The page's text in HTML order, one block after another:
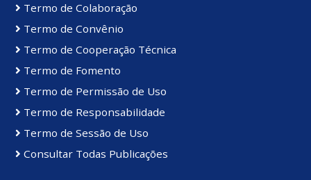
Termo de Colaboração
Termo de Convênio
Termo de Cooperação Técnica
Termo de Fomento
Termo de Permissão de Uso
Termo de Responsabilidade
Termo de Sessão de Uso
Consultar Todas Publicações